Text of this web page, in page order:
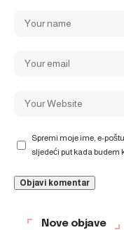
Spremi moje ime, e-
sljedeći put kada budem
Nove objave